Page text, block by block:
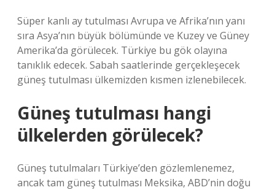
Süper kanlı ay tutulması Avrupa ve Afrika’nın yanı
sıra Asya’nın büyük bölümünde ve Kuzey ve Güney
Amerika’da görülecek. Türkiye bu gök olayına
tanıklık edecek. Sabah saatlerinde gerçekleşecek
güneş tutulması ülkemizden kısmen izlenebilecek.
Güneş tutulması hangi
ülkelerden görülecek?
Güneş tutulmaları Türkiye’den gözlemlenemez,
ancak tam güneş tutulması Meksika, ABD’nin doğu